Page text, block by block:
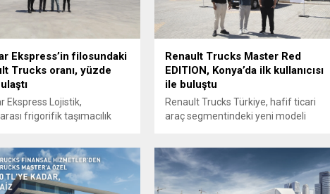
Ekspress’in filosundaki
Trucks oranı, yüzde
Ekspress Lojistik,
frigorifik taşımacılık
filosuna dahil etti.
Renault Trucks Master Red
EDITION, Konya’da ilk kullanıcısı
ile buluştu
Renault Trucks Türkiye, hafif ticari
araç segmentindeki yeni modeli
gerçekleştirdi.